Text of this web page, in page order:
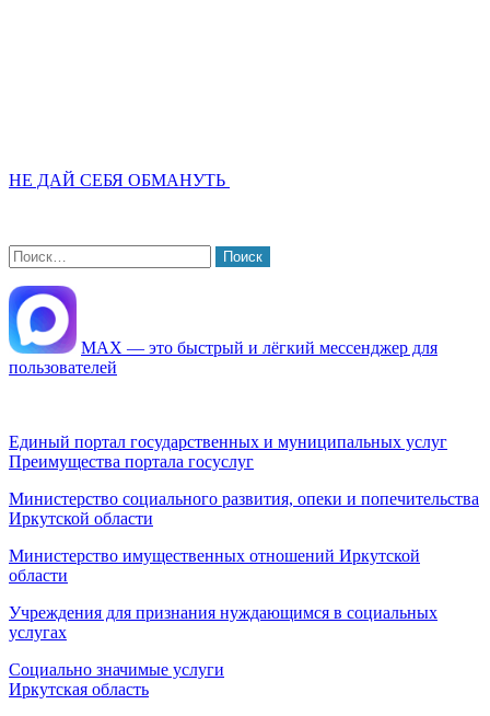
НЕ ДАЙ СЕБЯ ОБМАНУТЬ
Найти:
МАХ — это быстрый и лёгкий мессенджер для
пользователей
Единый портал государственных и муниципальных услуг
Преимущества портала госуслуг
Министерство социального развития, опеки и попечительства
Иркутской области
Министерство имущественных отношений Иркутской
области
Учреждения для признания нуждающимся в социальных
услугах
Социально значимые услуги
Иркутская область